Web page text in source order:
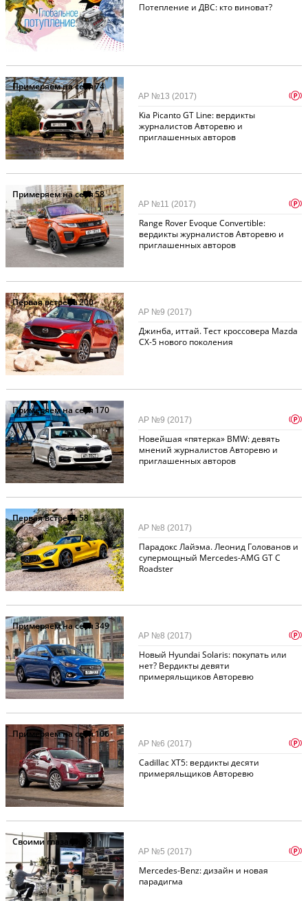
Потепление и ДВС: кто виноват?
Примеряем на себя74
Kia Picanto GT Line: вердикты
журналистов Авторевю и
приглашенных авторов
АР №13 (2017) p
Примеряем на себя58
Range Rover Evoque Convertible:
вердикты журналистов Авторевю и
приглашенных авторов
АР №11 (2017) p
Первая встреча200
Джинба, иттай. Тест кроссовера Mazda
CX-5 нового поколения
АР №9 (2017)
Примеряем на себя170
Новейшая «пятерка» BMW: девять
мнений журналистов Авторевю и
приглашенных авторов
АР №9 (2017) p
Первая встреча58
Парадокс Лайэма. Леонид Голованов и
супермощный Mercedes-AMG GT C
Roadster
АР №8 (2017)
Примеряем на себя349
Новый Hyundai Solaris: покупать или
нет? Вердикты девяти
примеряльщиков Авторевю
АР №8 (2017) p
Примеряем на себя106
Cadillac XT5: вердикты десяти
примеряльщиков Авторевю
АР №6 (2017) p
Своими глазами 38
Mercedes-Benz: дизайн и новая
парадигма
АР №5 (2017) p